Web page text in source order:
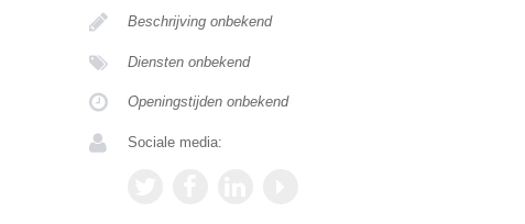
Beschrijving onbekend
Diensten onbekend
Openingstijden onbekend
Sociale media: